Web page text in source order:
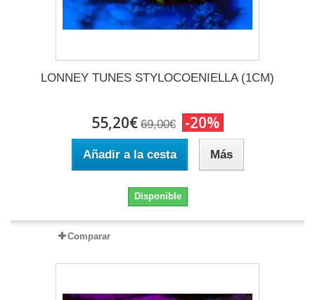
LONNEY TUNES STYLOCOENIELLA (1CM)
55,20€ 69,00€ -20%
Añadir a la cesta Más
Disponible
Comparar